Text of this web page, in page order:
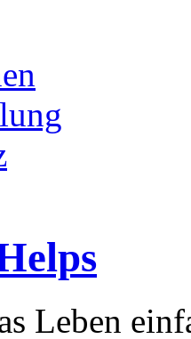
Leben